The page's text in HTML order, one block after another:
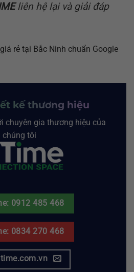
liên hệ lại và giải đáp
rẻ tại Bắc Ninh chuẩn Google
kế thương hiệu
chuyên gia thương hiệu của
chúng tôi
0912 485 468
0834 270 468